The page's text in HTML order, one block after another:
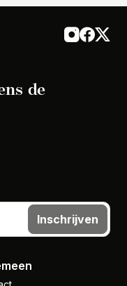
de
Inschrijven